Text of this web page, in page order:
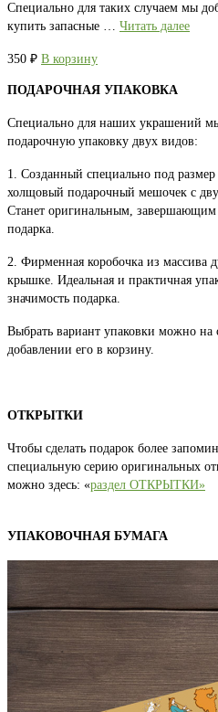
Специально для таких случаем мы
купить запасные … Читать далее
350 ₽ В корзину
ПОДАРОЧНАЯ УПАКОВКА
Специально для наших украшений
подарочную упаковку двух видов:
1. Созданный специально под
холщовый подарочный мешочек с
Станет оригинальным,
подарка.
2. Фирменная коробочка из массива
крышке. Идеальная и практичная
значимость подарка.
Выбрать вариант упаковки можно на
добавлении его в корзину.
ОТКРЫТКИ
Чтобы сделать подарок более
специальную серию оригинальных
можно здесь: «раздел ОТКРЫТКИ»
УПАКОВОЧНАЯ БУМАГА